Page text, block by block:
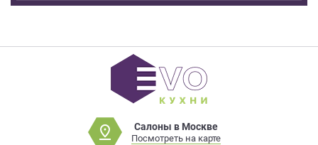
Салоны в Москве
Посмотреть на карте